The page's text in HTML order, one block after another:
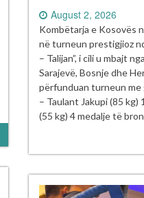
August 2, 2026
Kombëtarja e Kosovës
në turneun prestigjioz
– Talijan”, i cili u mbajt
Sarajevë, Bosnje dhe
përfunduan turneun me
– Taulant Jakupi (85
(55 kg) 4 medalje të